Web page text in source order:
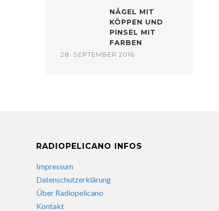
NÄGEL MIT
KÖPPEN UND
PINSEL MIT
FARBEN
28. SEPTEMBER 2016
RADIOPELICANO INFOS
Impressum
Datenschutzerklärung
Über Radiopelicano
Kontakt